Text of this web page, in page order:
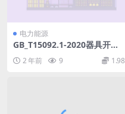
电力能源
GB_T15092.1-2020器具开关
2 年前 9 1.98